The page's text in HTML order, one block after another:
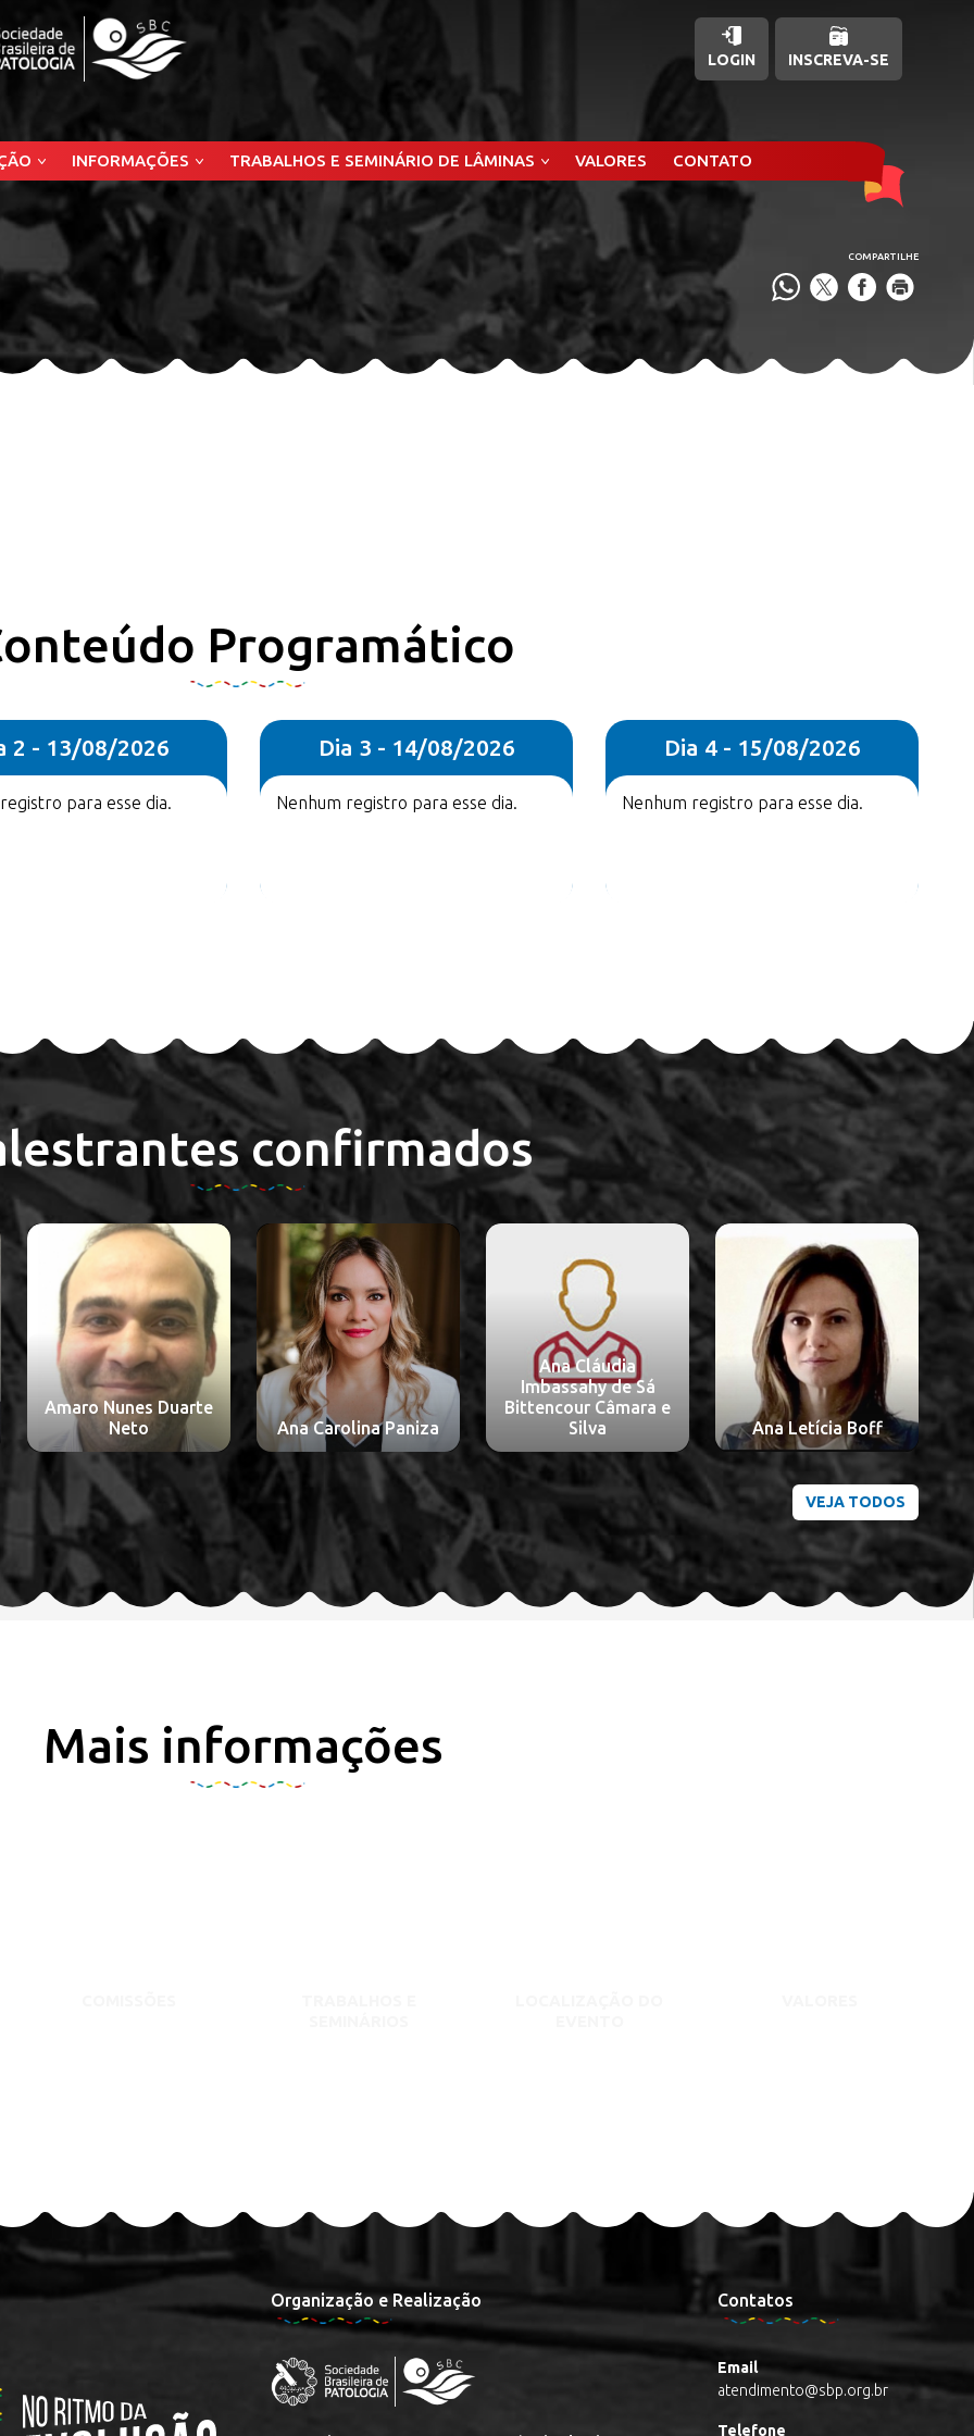
COMPARTILHE
LOGIN INSCREVA-SE
INFORMAÇÕES TRABALHOS E SEMINÁRIO DE LÂMINAS VALORES CONTATO
Programático
2 - 13/08/2026
para esse dia.
Dia 3 - 14/08/2026
Nenhum registro para esse dia.
Dia 4 - 15/08/2026
Nenhum registro para esse dia.
confirmados
Ana Carolina Paniza
Ana Cláudia
Imbassahy de Sá
Bittencour Câmara e
Silva
Ana Letícia Boff
Ana Sofia Silva
Mesquita
VEJA TODOS
Mais informações
Organização e Realização Contatos
Email
atendimento@sbp.org.br
Telefone